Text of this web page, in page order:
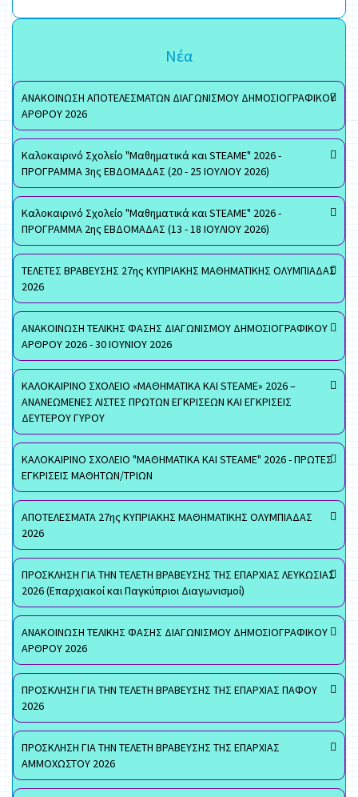
Νέα
ΑΝΑΚΟΙΝΩΣΗ ΑΠΟΤΕΛΕΣΜΑΤΩΝ ΔΙΑΓΩΝΙΣΜΟΥ ΔΗΜΟΣΙΟΓΡΑΦΙΚΟΥ
ΑΡΘΡΟΥ 2026
Καλοκαιρινό Σχολείο "Μαθηματικά και STEAME" 2026 -
ΠΡΟΓΡΑΜΜΑ 3ης ΕΒΔΟΜΑΔΑΣ (20 - 25 ΙΟΥΛΙΟΥ 2026)
Καλοκαιρινό Σχολείο "Μαθηματικά και STEAME" 2026 -
ΠΡΟΓΡΑΜΜΑ 2ης ΕΒΔΟΜΑΔΑΣ (13 - 18 ΙΟΥΛΙΟΥ 2026)
ΤΕΛΕΤΕΣ ΒΡΑΒΕΥΣΗΣ 27ης ΚΥΠΡΙΑΚΗΣ ΜΑΘΗΜΑΤΙΚΗΣ ΟΛΥΜΠΙΑΔΑΣ
2026
ΑΝΑΚΟΙΝΩΣΗ ΤΕΛΙΚΗΣ ΦΑΣΗΣ ΔΙΑΓΩΝΙΣΜΟΥ ΔΗΜΟΣΙΟΓΡΑΦΙΚΟΥ
ΑΡΘΡΟΥ 2026 - 30 ΙΟΥΝΙΟΥ 2026
ΚΑΛΟΚΑΙΡΙΝΟ ΣΧΟΛΕΙΟ «ΜΑΘΗΜΑΤΙΚΑ ΚΑΙ STEAME» 2026 –
ΑΝΑΝΕΩΜΕΝΕΣ ΛΙΣΤΕΣ ΠΡΩΤΩΝ ΕΓΚΡΙΣΕΩΝ ΚΑΙ ΕΓΚΡΙΣΕΙΣ
ΔΕΥΤΕΡΟΥ ΓΥΡΟΥ
ΚΑΛΟΚΑΙΡΙΝΟ ΣΧΟΛΕΙΟ "ΜΑΘΗΜΑΤΙΚΑ ΚΑΙ STEAME" 2026 - ΠΡΩΤΕΣ
ΕΓΚΡΙΣΕΙΣ ΜΑΘΗΤΩΝ/ΤΡΙΩΝ
ΑΠΟΤΕΛΕΣΜΑΤΑ 27ης ΚΥΠΡΙΑΚΗΣ ΜΑΘΗΜΑΤΙΚΗΣ ΟΛΥΜΠΙΑΔΑΣ
2026
ΠΡΟΣΚΛΗΣΗ ΓΙΑ ΤΗΝ ΤΕΛΕΤΗ ΒΡΑΒΕΥΣΗΣ ΤΗΣ ΕΠΑΡΧΙΑΣ ΛΕΥΚΩΣΙΑΣ
2026 (Επαρχιακοί και Παγκύπριοι Διαγωνισμοί)
ΑΝΑΚΟΙΝΩΣΗ ΤΕΛΙΚΗΣ ΦΑΣΗΣ ΔΙΑΓΩΝΙΣΜΟΥ ΔΗΜΟΣΙΟΓΡΑΦΙΚΟΥ
ΑΡΘΡΟΥ 2026
ΠΡΟΣΚΛΗΣΗ ΓΙΑ ΤΗΝ ΤΕΛΕΤΗ ΒΡΑΒΕΥΣΗΣ ΤΗΣ ΕΠΑΡΧΙΑΣ ΠΑΦΟΥ
2026
ΠΡΟΣΚΛΗΣΗ ΓΙΑ ΤΗΝ ΤΕΛΕΤΗ ΒΡΑΒΕΥΣΗΣ ΤΗΣ ΕΠΑΡΧΙΑΣ
ΑΜΜΟΧΩΣΤΟΥ 2026